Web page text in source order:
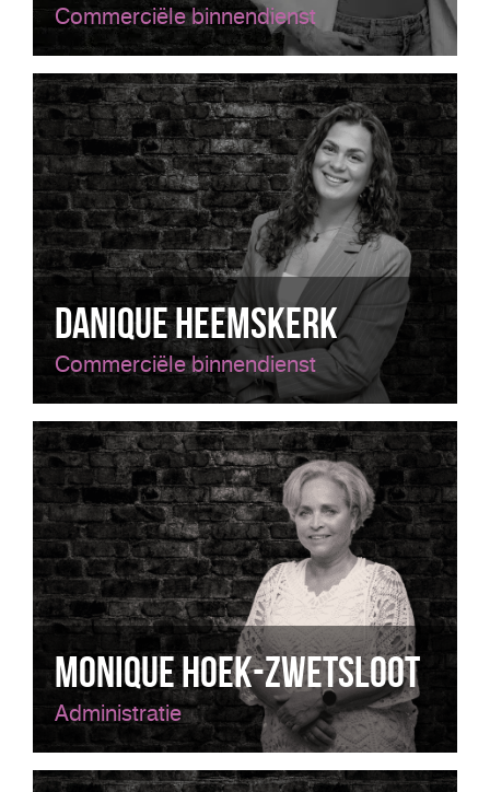
Commerciële binnendienst
Danique Heemskerk
Commerciële binnendienst
Monique Hoek-Zwetsloot
Administratie